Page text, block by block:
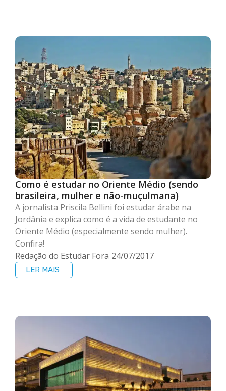
Como é estudar no Oriente Médio (sendo
brasileira, mulher e não-muçulmana)
A jornalista Priscila Bellini foi estudar árabe na
Jordânia e explica como é a vida de estudante no
Oriente Médio (especialmente sendo mulher).
Confira!
Redação do Estudar Fora 24/07/2017
LER MAIS